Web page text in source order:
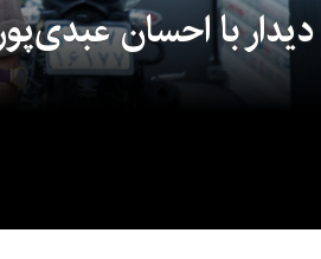
دیدار با احسان